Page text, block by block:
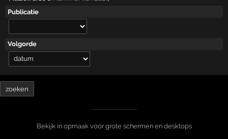
Publicatie
Volgorde
Bekijk in opmaak voor grote schermen en desktops